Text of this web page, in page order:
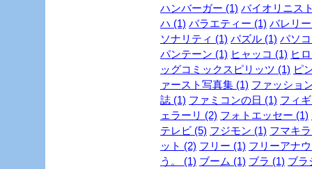
ハンバーガー (1) バイオリニス
ハ (1) バラエティー (1) バレリ
ソナリティ (1) パズル (1) パソ
パンテーン (1) ヒャッコ (1) ヒ
ッグコミックスピリッツ (1) ピ
ァースト写真集 (1) ファッショ
誌 (1) ファミコンの日 (1) フィ
ェラーリ (2) フォトエッセー (1)
テレビ (5) フジモン (1) フマキ
ット (2) フリー (1) フリーアナ
う。 (1) ブーム (1) ブラ (1) ブラ